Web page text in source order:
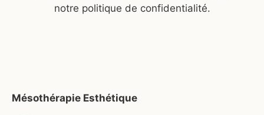
notre politique de confidentialité.
Mésothérapie Esthétique